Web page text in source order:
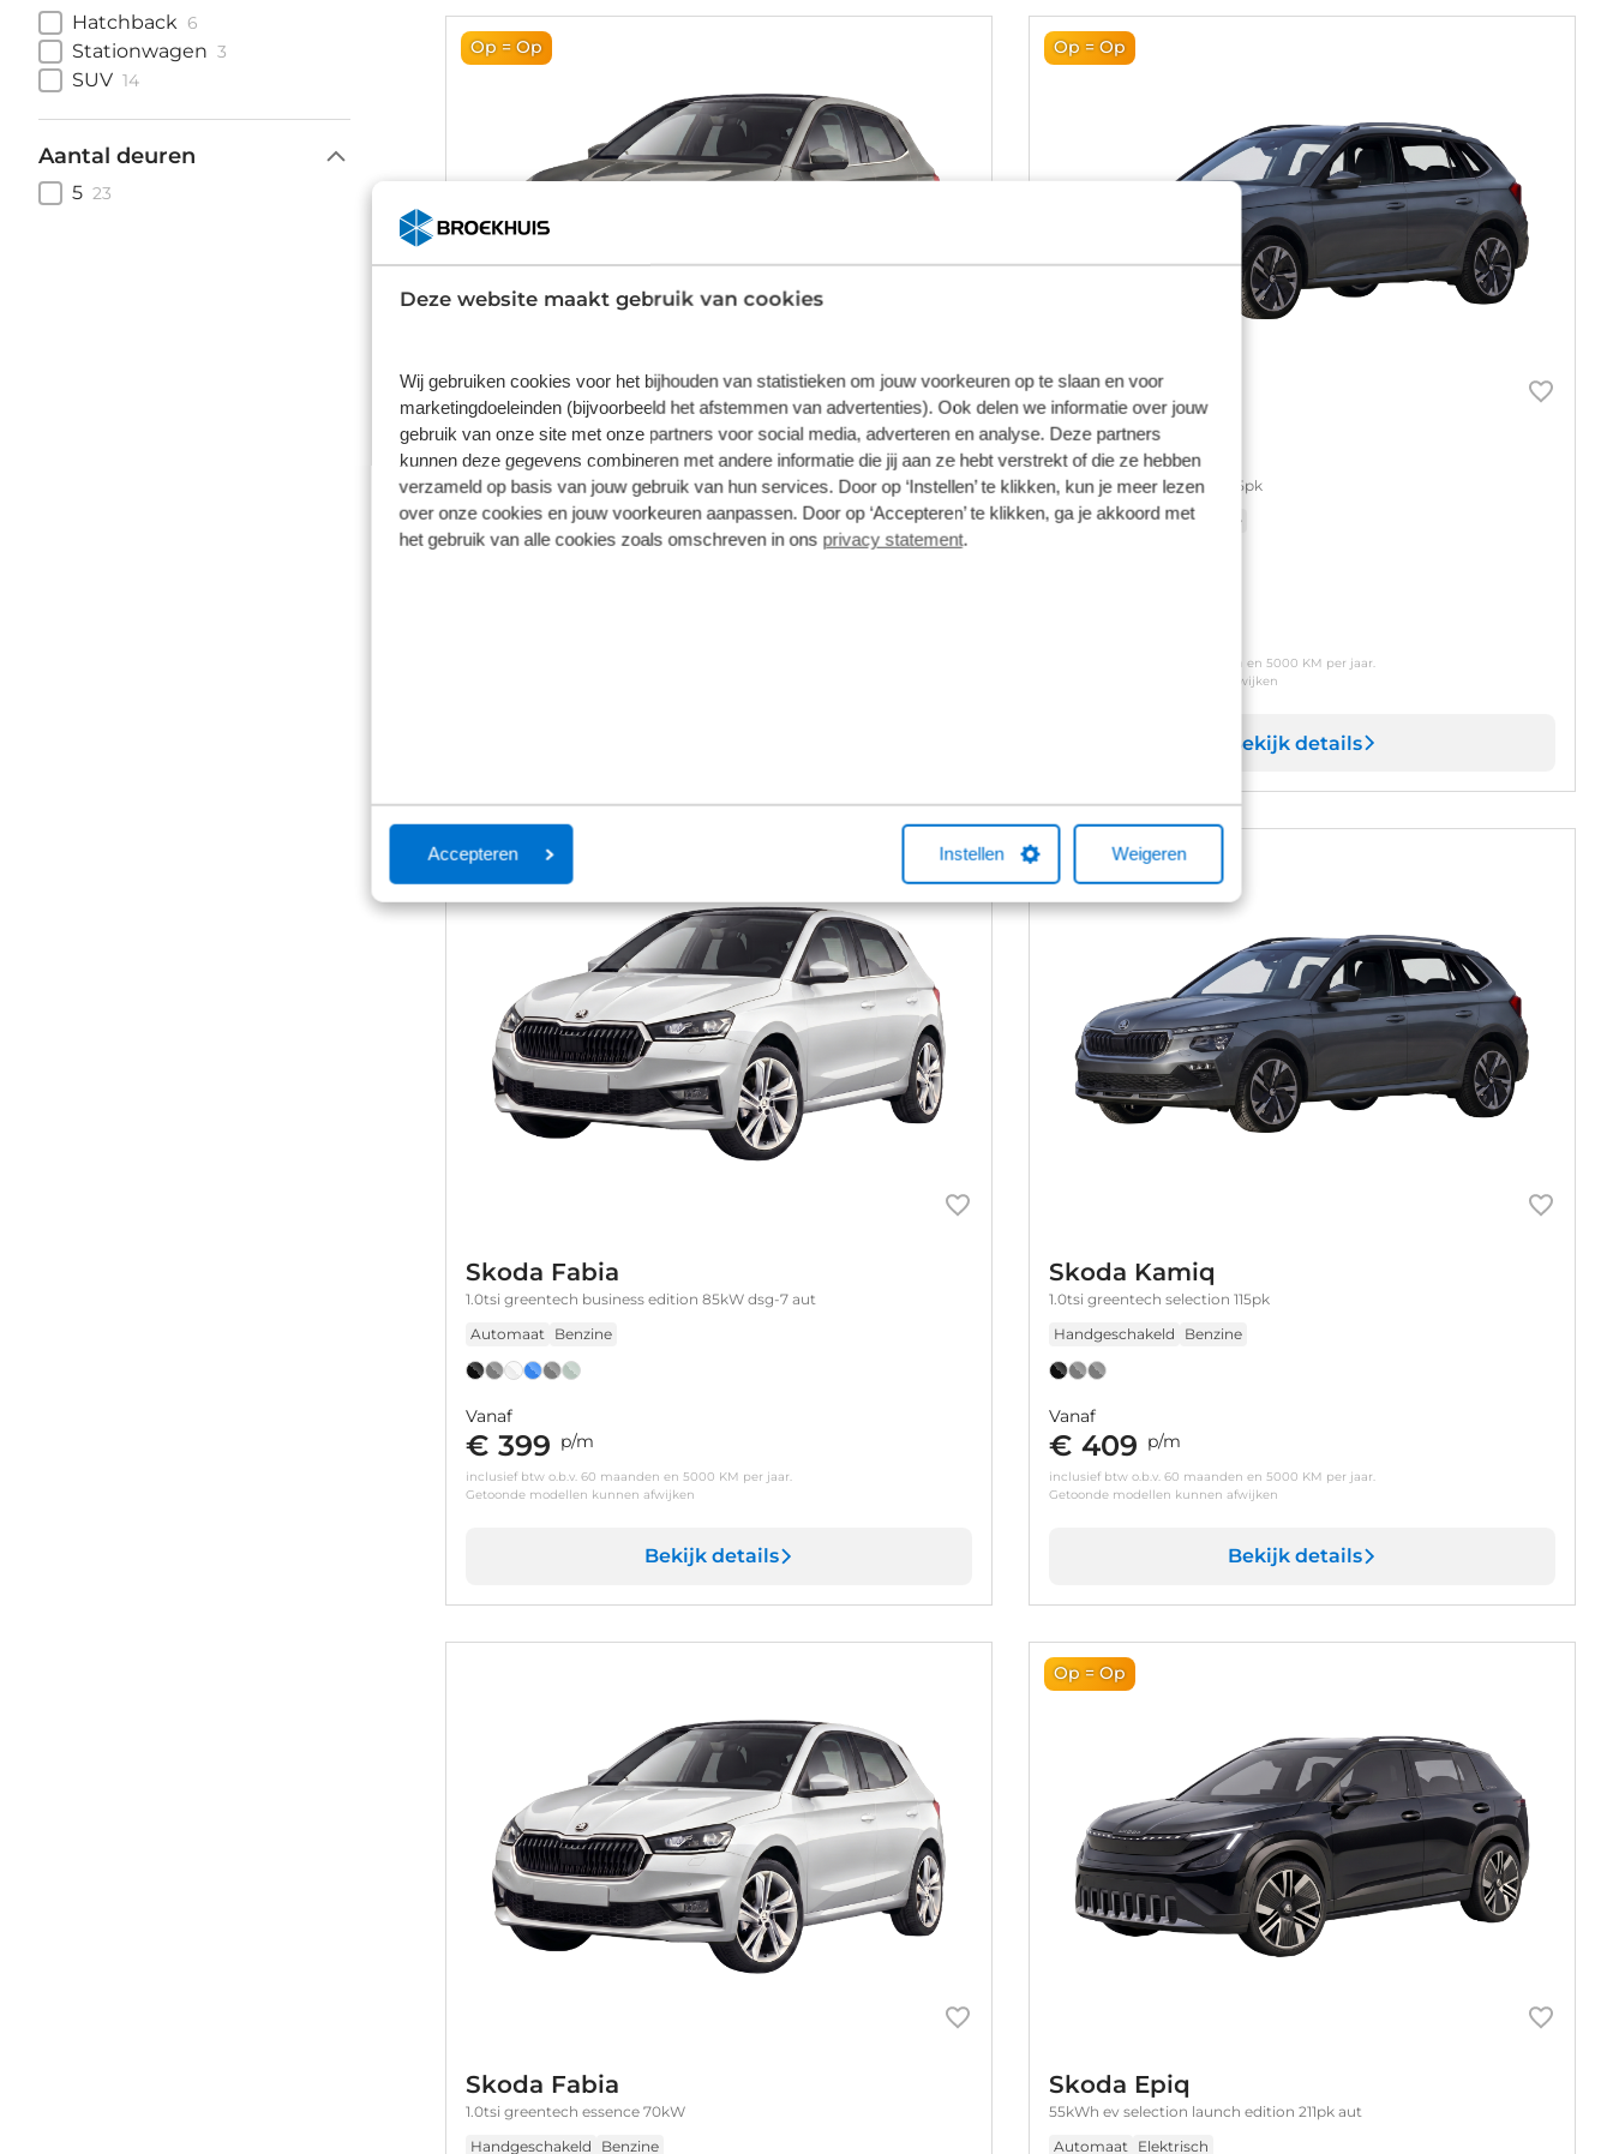
Deze website maakt gebruik van cookies
Wij gebruiken cookies voor het bijhouden van statistieken om jouw voorkeuren op te slaan en voor
marketingdoeleinden (bijvoorbeeld het afstemmen van advertenties). Ook delen we informatie over jouw
gebruik van onze site met onze partners voor social media, adverteren en analyse. Deze partners
kunnen deze gegevens combineren met andere informatie die jij aan ze hebt verstrekt of die ze hebben
verzameld op basis van jouw gebruik van hun services. Door op ‘Instellen’ te klikken, kun je meer lezen
over onze cookies en jouw voorkeuren aanpassen. Door op ‘Accepteren’ te klikken, ga je akkoord met
het gebruik van alle cookies zoals omschreven in ons privacy statement.
Accepteren Instellen Weigeren
Hatchback 6
Stationwagen 3
SUV 14
Aantal deuren
5 23
Op = Op
Skoda Fabia
1.0tsi greentech selection 95pk
Handgeschakeld Benzine
Op = Op
Skoda Kamiq
1.0tsi greentech essence 115pk
Handgeschakeld Benzine
inclusief btw o.b.v. 60 maanden en 5000 KM per jaar.
Getoonde modellen kunnen afwijken
Bekijk details
Skoda Fabia
1.0tsi greentech business edition 85kW dsg-7 aut
Automaat
Benzine
Vanaf
€ 399 p/m
inclusief btw o.b.v. 60 maanden en 5000 KM per jaar.
Getoonde modellen kunnen afwijken
Bekijk details
Op = Op
Skoda Kamiq
1.0tsi greentech selection 115pk
Handgeschakeld
Benzine
Vanaf
€ 409 p/m
inclusief btw o.b.v. 60 maanden en 5000 KM per jaar.
Getoonde modellen kunnen afwijken
Bekijk details
Skoda Fabia
1.0tsi greentech essence 70kW
Handgeschakeld
Benzine
Op = Op
Skoda Epiq
55kWh ev selection launch edition 211pk aut
Automaat
Elektrisch